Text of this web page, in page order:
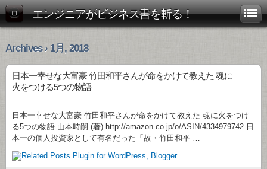
エンジニアがビジネス書を斬る！
Archives › 1月, 2018
日本一幸せな大富豪 竹田和平さんが命をかけて教えた 魂に
火をつける5つの物語
日本一幸せな大富豪 竹田和平さんが命をかけて教えた 魂に火をつけ
る5つの物語 山本時嗣 (著) http://amazon.co.jp/o/ASIN/4334979742 日
本一の個人投資家として有名だった「故・竹田和平 …